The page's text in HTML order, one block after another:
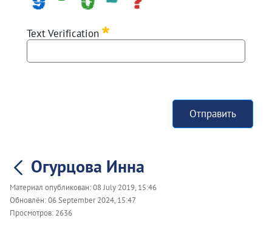
Text Verification
Отправить
Огурцова Инна
Материал опубликован:08 July 2019, 15:46
Обновлён:06 September 2024, 15:47
Просмотров: 2636